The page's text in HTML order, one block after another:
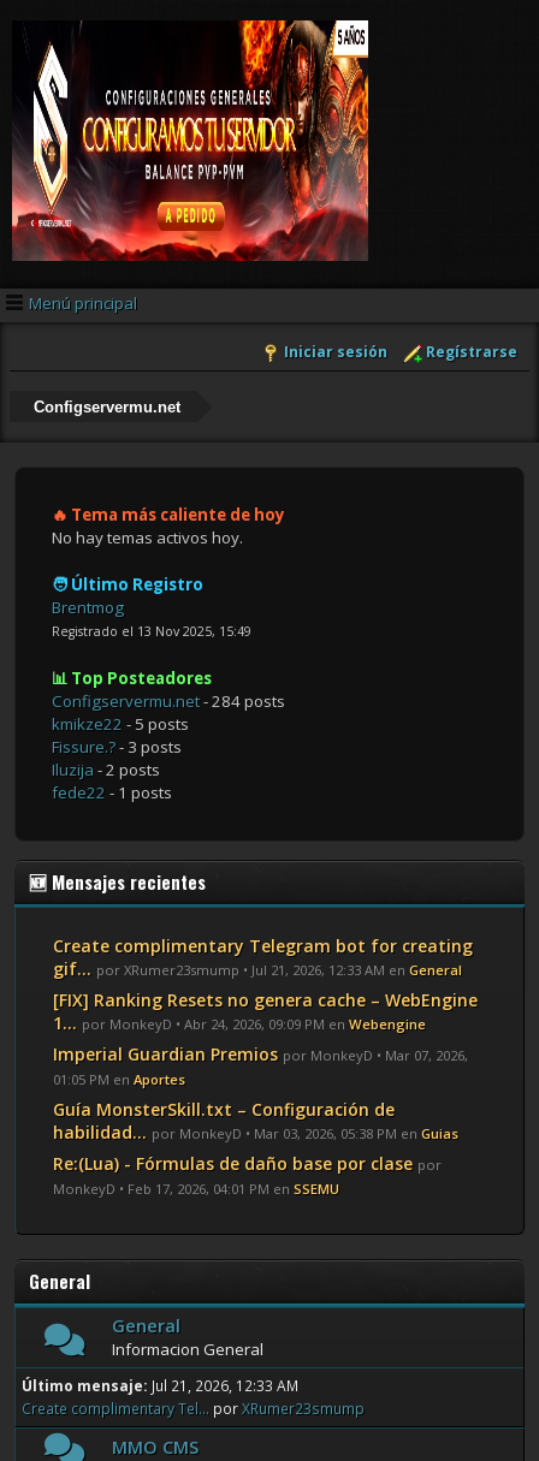
Menú principal
Iniciar sesión Regístrarse
Configservermu.net
🔥 Tema más caliente de hoy
No hay temas activos hoy.
🧑 Último Registro
Brentmog
Registrado el 13 Nov 2025, 15:49
📊 Top Posteadores
Configservermu.net- 284 posts
kmikze22 - 5 posts
Fissure.?- 3 posts
Iluzija - 2 posts
fede22 - 1 posts
🆕 Mensajes recientes
Create complimentary Telegram bot for creating
gif... por XRumer23smump • Jul 21, 2026, 12:33 AM en General
[FIX] Ranking Resets no genera cache – WebEngine
1... por MonkeyD • Abr 24, 2026, 09:09 PM en Webengine
Imperial Guardian Premios por MonkeyD • Mar 07, 2026,
01:05 PM en Aportes
Guía MonsterSkill.txt – Configuración de
habilidad... por MonkeyD • Mar 03, 2026, 05:38 PM en Guias
Re:(Lua) - Fórmulas de daño base por clase por
MonkeyD • Feb 17, 2026, 04:01 PM en SSEMU
General
General
Informacion General
Último mensaje: Jul 21, 2026, 12:33 AM
Create complimentary Tel... porXRumer23smump
MMO CMS